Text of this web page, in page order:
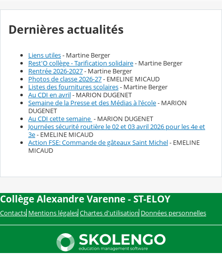
Dernières actualités
Liens utiles- Martine Berger
Rest'O collège - Tarification solidaire- Martine Berger
Rentrée 2026-2027- Martine Berger
Photos de classe 2026-27- EMELINE MICAUD
Listes des fournitures scolaires- Martine Berger
Au CDI en avril- MARION DUGENET
Semaine de la Presse et des Médias à l'école- MARION
DUGENET
Au CDI cette semaine - MARION DUGENET
Journées sécurité routière le 02 et 03 avril 2026 pour les 4e et
3e- EMELINE MICAUD
Action FSE: Commande de gâteaux Saint Michel- EMELINE
MICAUD
Collège Alexandre Varenne - ST-ELOY
Contacts Mentions légales Chartes d'utilisation Données personnelles